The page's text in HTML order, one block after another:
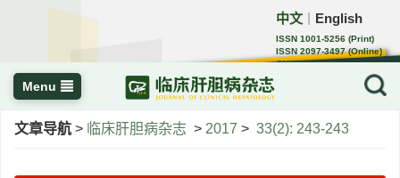
中文 English
ISSN 1001-5256 (Print)
ISSN 2097-3497 (Online)
CN 22-1108/R
Menu
文章导航 > 临床肝胆病杂志 > 2017 > 33(2): 243-243